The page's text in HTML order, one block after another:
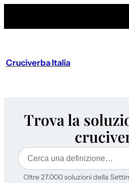
Cruciverba Italia
Trova la
Cerca
Oltre 27.000 soluzioni della